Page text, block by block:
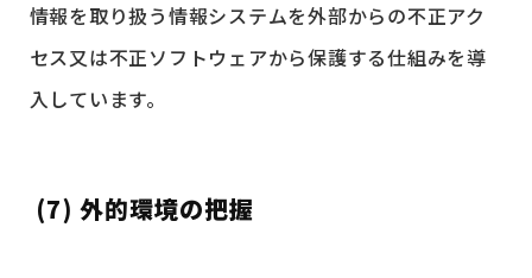
情報を取り扱う情報システムを外部からの不正アク
セス又は不正ソフトウェアから保護する仕組みを導
入しています。
(7) 外的環境の把握